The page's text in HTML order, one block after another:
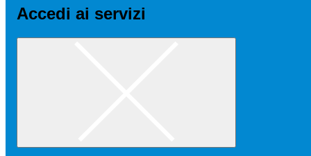
Accedi ai servizi